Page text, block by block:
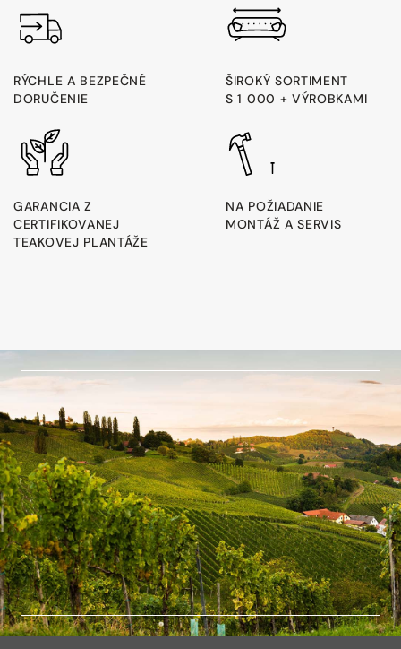
RÝCHLE A BEZPEČNÉ
DORUČENIE
ŠIROKÝ SORTIMENT
S 1 000 + VÝROBKAMI
GARANCIA Z
CERTIFIKOVANEJ
TEAKOVEJ PLANTÁŽE
NA POŽIADANIE
MONTÁŽ A SERVIS